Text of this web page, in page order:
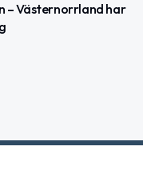
– Västernorrland har